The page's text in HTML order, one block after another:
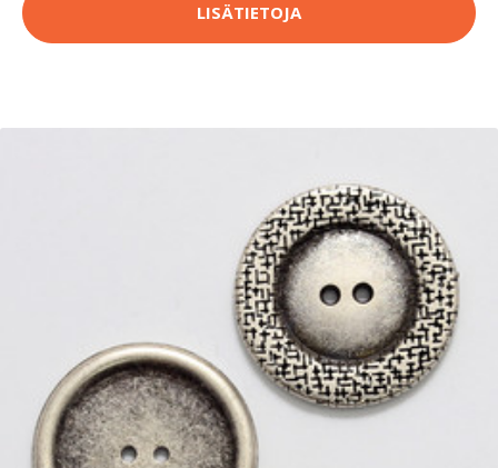
LISÄTIETOJA